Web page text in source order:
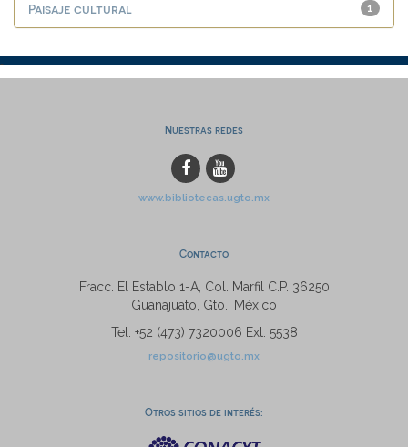
1
Paisaje cultural
Nuestras redes
www.bibliotecas.ugto.mx
Contacto
Fracc. El Establo 1-A, Col. Marfil C.P. 36250
Guanajuato, Gto., México
Tel: +52 (473) 7320006 Ext. 5538
repositorio@ugto.mx
Otros sitios de interés: